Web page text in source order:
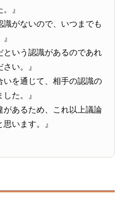
』
識がないので、いつまでも
という認識があるのであれ
い。』
いを通じて、相手の認識の
た。』
があるため、これ以上議論
います。』